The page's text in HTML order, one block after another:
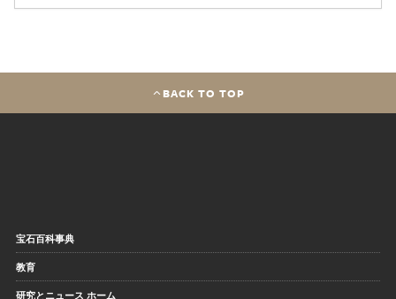
BACK TO TOP
宝石百科事典
教育
研究とニュース ホーム